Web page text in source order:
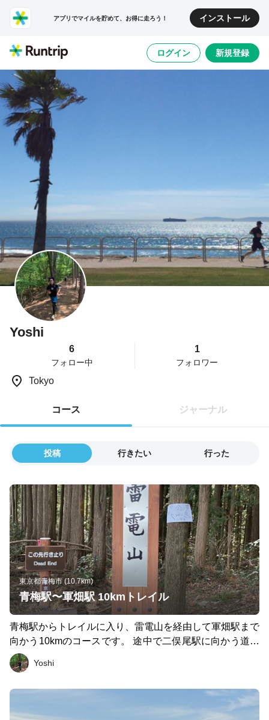
アプリでマイルを貯めて、お得に走ろう！ インストール
ログイン 新規登録
Yoshi
6
フォロー中
1
フォロワー
Tokyo
コース ジャーナル
投稿 行きたい 行った
東京都青梅市 (10.7km)
青梅駅〜軍畑駅 10kmトレイル
青梅駅からトレイルに入り、雷電山を経由して軍畑駅まで
向かう10kmのコースです。 途中で二俣尾駅に向かう道も
あるので当日のコンディションによって距離を短くするこ
ともできます。
Yoshi